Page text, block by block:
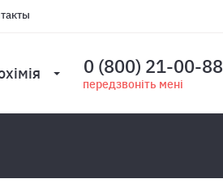
0 (800) 21-00-88
передзвоніть мені